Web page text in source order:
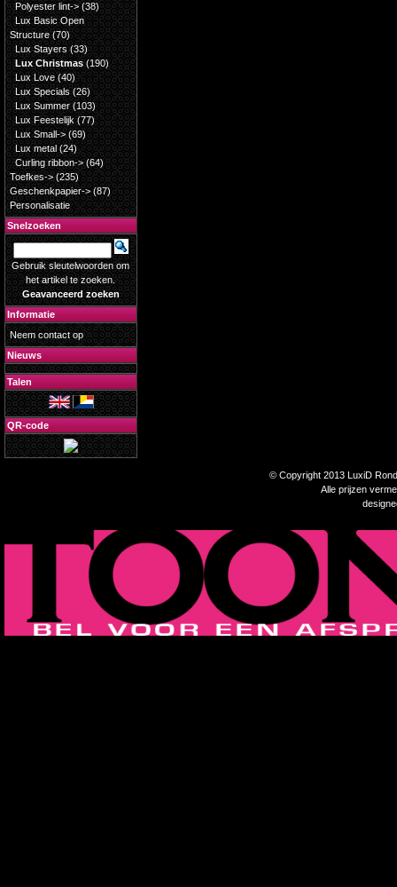
Polyester lint->(38)
Lux Basic Open
Structure(70)
Lux Stayers(33)
Lux Christmas(190)
Lux Love (40)
Lux Specials(26)
Lux Summer(103)
Lux Feestelijk(77)
Lux Small-> (69)
Lux metal(24)
Curling ribbon-> (64)
Toefkes->(235)
Geschenkpapier-> (87)
Personalisatie
Snelzoeken
Gebruik sleutelwoorden om
het artikel te zoeken.
Geavanceerd zoeken
Informatie
Neem contact op
Nieuws
Talen
QR-code
© Copyright 2013 LuxiD
Alle prijzen